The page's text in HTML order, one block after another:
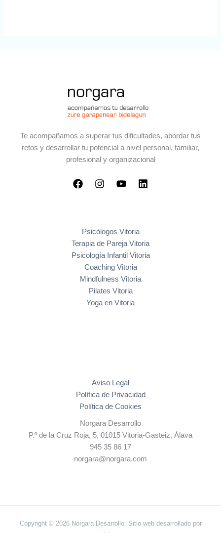
Te acompañamos a superar tus dificultades, abordar tus
retos y desarrollar tu potencial a nivel personal, familiar,
profesional y organizacional
Psicólogos Vitoria
Terapia de Pareja Vitoria
Psicología Infantil Vitoria
Coaching Vitoria
Mindfulness Vitoria
Pilates Vitoria
Yoga en Vitoria
Aviso Legal
Política de Privacidad
Política de Cookies
Norgara Desarrollo
P.º de la Cruz Roja, 5, 01015 Vitoria-Gasteiz, Álava
945 35 86 17
norgara@norgara.com
Copyright © 2026 Norgara Desarrollo. Sitio web desarrollado por